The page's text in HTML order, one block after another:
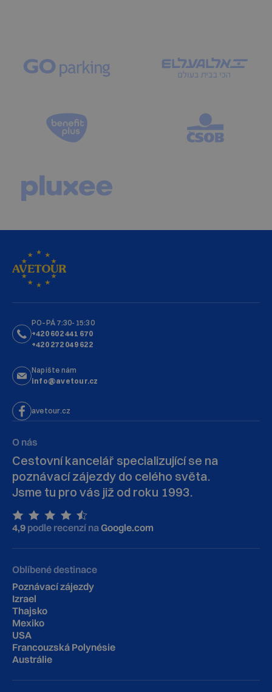
PO–PÁ 7:30-15:30
+420 602 441 670
+420 272 049 622
Napište nám
info@avetour.cz
avetour.cz
O nás
Cestovní kancelář specializující se na
poznávací zájezdy do celého světa.
Jsme tu pro vás již od roku 1993.
4,9 podle recenzí naGoogle.com
Oblíbené destinace
Poznávací zájezdy
Izrael
Thajsko
Mexiko
USA
Francouzská Polynésie
Austrálie